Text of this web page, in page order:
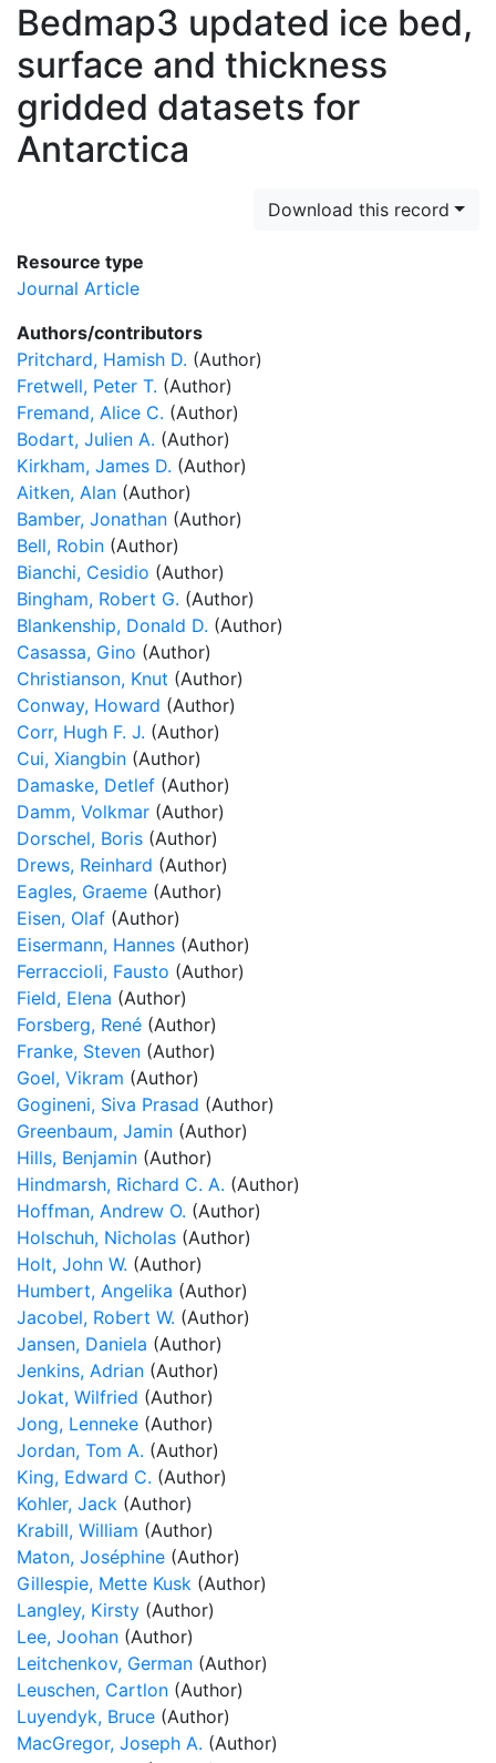
Bedmap3 updated ice bed,
surface and thickness
gridded datasets for
Antarctica
Download this record
Resource type
Journal Article
Authors/contributors
Pritchard, Hamish D. (Author)
Fretwell, Peter T. (Author)
Fremand, Alice C. (Author)
Bodart, Julien A. (Author)
Kirkham, James D. (Author)
Aitken, Alan (Author)
Bamber, Jonathan (Author)
Bell, Robin (Author)
Bianchi, Cesidio (Author)
Bingham, Robert G. (Author)
Blankenship, Donald D. (Author)
Casassa, Gino (Author)
Christianson, Knut (Author)
Conway, Howard (Author)
Corr, Hugh F. J. (Author)
Cui, Xiangbin (Author)
Damaske, Detlef (Author)
Damm, Volkmar (Author)
Dorschel, Boris (Author)
Drews, Reinhard (Author)
Eagles, Graeme (Author)
Eisen, Olaf (Author)
Eisermann, Hannes (Author)
Ferraccioli, Fausto (Author)
Field, Elena (Author)
Forsberg, René (Author)
Franke, Steven (Author)
Goel, Vikram (Author)
Gogineni, Siva Prasad (Author)
Greenbaum, Jamin (Author)
Hills, Benjamin (Author)
Hindmarsh, Richard C. A. (Author)
Hoffman, Andrew O. (Author)
Holschuh, Nicholas (Author)
Holt, John W. (Author)
Humbert, Angelika (Author)
Jacobel, Robert W. (Author)
Jansen, Daniela (Author)
Jenkins, Adrian (Author)
Jokat, Wilfried (Author)
Jong, Lenneke (Author)
Jordan, Tom A. (Author)
King, Edward C. (Author)
Kohler, Jack (Author)
Krabill, William (Author)
Maton, Joséphine (Author)
Gillespie, Mette Kusk (Author)
Langley, Kirsty (Author)
Lee, Joohan (Author)
Leitchenkov, German (Author)
Leuschen, Cartlon (Author)
Luyendyk, Bruce (Author)
MacGregor, Joseph A. (Author)